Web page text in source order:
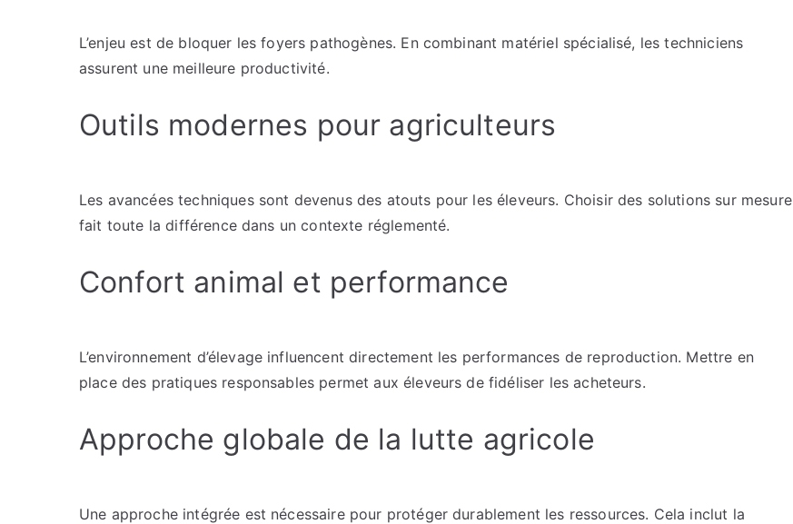
L’enjeu est de bloquer les foyers pathogènes. En combinant matériel spécialisé, les techniciens
assurent une meilleure productivité.
Outils modernes pour agriculteurs
Les avancées techniques sont devenus des atouts pour les éleveurs. Choisir des solutions sur mesure
fait toute la différence dans un contexte réglementé.
Confort animal et performance
L’environnement d’élevage influencent directement les performances de reproduction. Mettre en
place des pratiques responsables permet aux éleveurs de fidéliser les acheteurs.
Approche globale de la lutte agricole
Une approche intégrée est nécessaire pour protéger durablement les ressources. Cela inclut la